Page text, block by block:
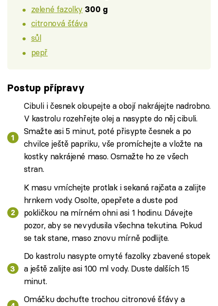
zelené fazolky 300 g
citronová šťáva
sůl
pepř
Postup přípravy
Cibuli i česnek oloupejte a obojí nakrájejte nadrobno.
V kastrolu rozehřejte olej a nasypte do něj cibuli.
Smažte asi 5 minut, poté přisypte česnek a po
chvilce ještě papriku, vše promíchejte a vložte na
kostky nakrájené maso. Osmažte ho ze všech
stran.
K masu vmíchejte protlak i sekaná rajčata a zalijte
hrnkem vody. Osolte, opepřete a duste pod
pokličkou na mírném ohni asi 1 hodinu. Dávejte
pozor, aby se nevydusila všechna tekutina. Pokud
se tak stane, maso znovu mírně podlijte.
Do kastrolu nasypte omyté fazolky zbavené stopek
a ještě zalijte asi 100 ml vody. Duste dalších 15
minut.
Omáčku dochuťte trochou citronové šťávy a